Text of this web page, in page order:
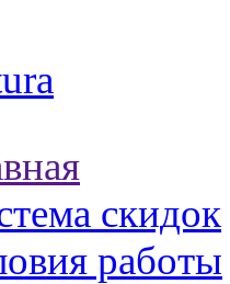
скидок
работы